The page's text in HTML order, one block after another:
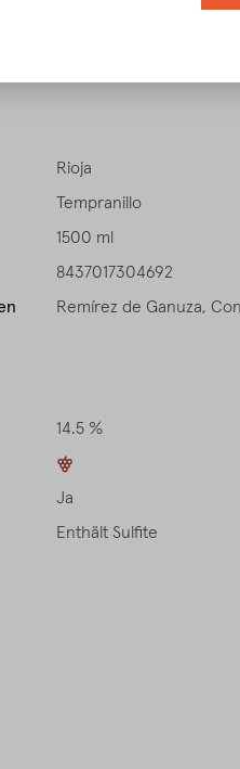
Rioja
Tempranillo
1500 ml
8437017304692
Remírez de Ganuza,
14.5 %
1
Ja
Enthält Sulfite